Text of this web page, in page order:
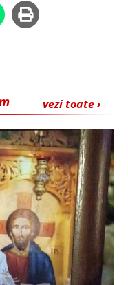
vezi toate ›